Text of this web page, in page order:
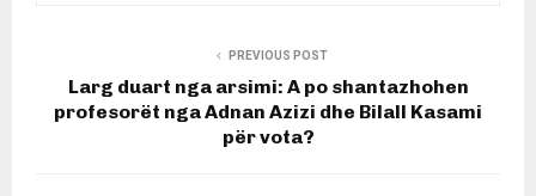
PREVIOUS POST
Larg duart nga arsimi: A po shantazhohen
profesorët nga Adnan Azizi dhe Bilall Kasami
për vota?